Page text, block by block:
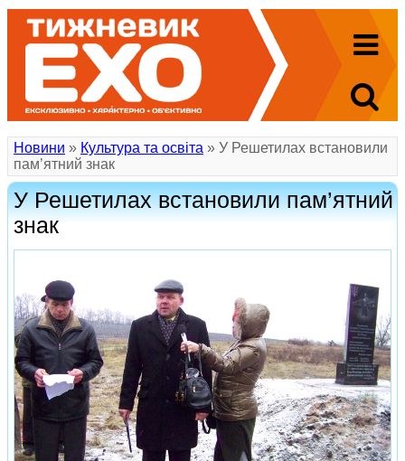
Новини » Культура та освіта » У Решетилах встановили
пам’ятний знак
У Решетилах встановили пам’ятний
знак